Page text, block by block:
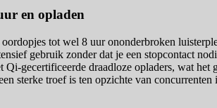
en opladen
tot wel 8 uur ononderbroken
gebruik zonder dat je een stopcontact
Qi-gecertificeerde draadloze opladers, wat
sterke troef is ten opzichte van concurrenten